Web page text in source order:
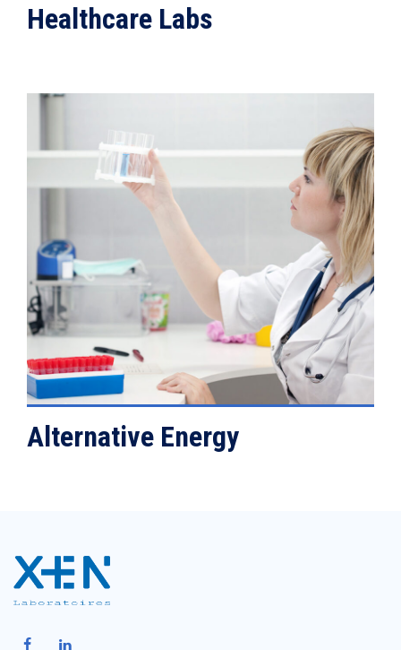
Healthcare Labs
VIEW DETAILS
Alternative Energy